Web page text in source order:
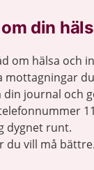
din
om hälsa och
mottagningar
din journal och
dygnet runt.
du vill må bättre.